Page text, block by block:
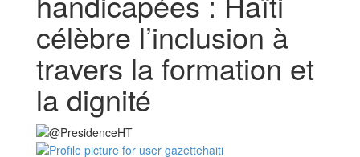
célèbre l’inclusion à
travers la formation et
la dignité